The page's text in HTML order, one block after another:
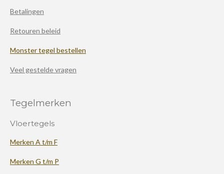
Betalingen
Retouren beleid
Monster tegel bestellen
Veel gestelde vragen
Tegelmerken
Vloertegels
Merken A t/m F
Merken G t/m P